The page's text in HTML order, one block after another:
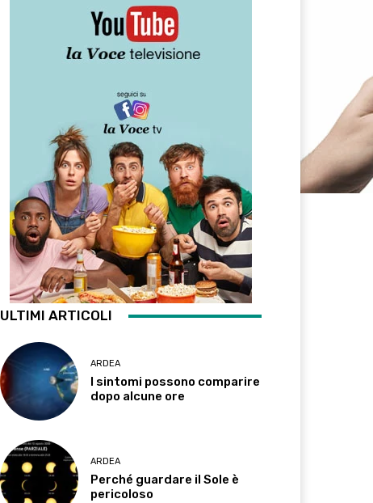
ULTIMI ARTICOLI
ARDEA
I sintomi possono comparire
dopo alcune ore
ARDEA
Perché guardare il Sole è
pericoloso